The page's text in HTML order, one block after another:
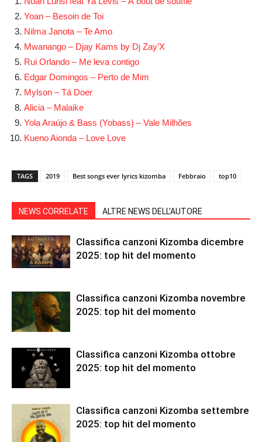
Yoan – Besoin de Toi
Nilma Janota – Te Amo
Mwanango – Djay Kams by Dj Zay’X
Rui Orlando – Me leva contigo
Edgar Domingos – Perto de Mim
Mylson – Tá Doer
Alicia – Malaike
Yola Araújo & Bass (Yobass) – Vale Milhões
Kueno Aionda – Love Love
TAGS 2019 Best songs ever lyrics kizomba Febbraio top10
NEWS CORRELATE ALTRE NEWS DELL'AUTORE
Classifica canzoni Kizomba dicembre
2025: top hit del momento
Classifica canzoni Kizomba novembre
2025: top hit del momento
Classifica canzoni Kizomba ottobre
2025: top hit del momento
Classifica canzoni Kizomba settembre
2025: top hit del momento